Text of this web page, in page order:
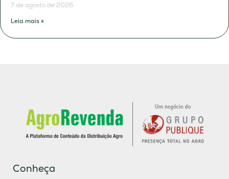
7 de agosto de 2026
Leia mais »
Conheça